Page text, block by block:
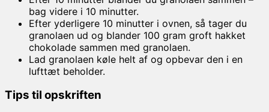
bag videre i 10 minutter.
Efter yderligere 10 minutter i ovnen, så tager du
granolaen ud og blander 100 gram groft hakket
chokolade sammen med granolaen.
Lad granolaen køle helt af og opbevar den i en
lufttæt beholder.
Tips til opskriften